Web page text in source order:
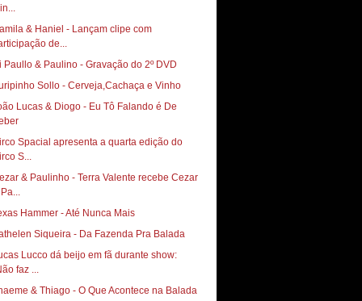
& Haniel - Lançam clipe com
de...
Paullo & Paulino - Gravação do 2º DVD
Sollo - Cerveja,Cachaça e Vinho
Lucas & Diogo - Eu Tô Falando é De
Spacial apresenta a quarta edição do
S...
& Paulinho - Terra Valente recebe Cezar
Hammer - Até Nunca Mais
Siqueira - Da Fazenda Pra Balada
Lucco dá beijo em fã durante show:
faz ...
& Thiago - O Que Acontece na Balada